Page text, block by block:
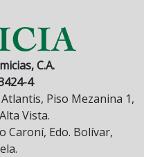
C.A.
4
Piso Mezanina 1,
Vista.
Caroní, Edo. Bolívar,